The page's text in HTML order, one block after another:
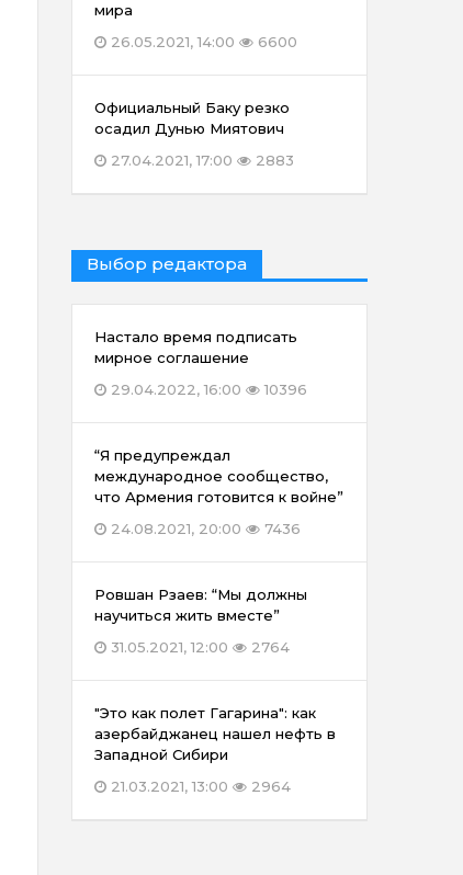
мира
26.05.2021, 14:00
6600
Официальный Баку резко
осадил Дунью Миятович
27.04.2021, 17:00
2883
Выбор редактора
Настало время подписать
мирное соглашение
29.04.2022, 16:00
10396
“Я предупреждал
международное сообщество,
что Армения готовится к войне”
24.08.2021, 20:00
7436
Ровшан Рзаев: “Мы должны
научиться жить вместе”
31.05.2021, 12:00
2764
"Это как полет Гагарина": как
азербайджанец нашел нефть в
Западной Сибири
21.03.2021, 13:00
2964